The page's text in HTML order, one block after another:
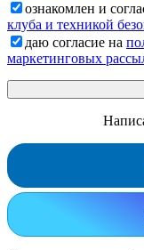
ознакомлен и
клуба и техникой
даю согласие на
маркетинговых